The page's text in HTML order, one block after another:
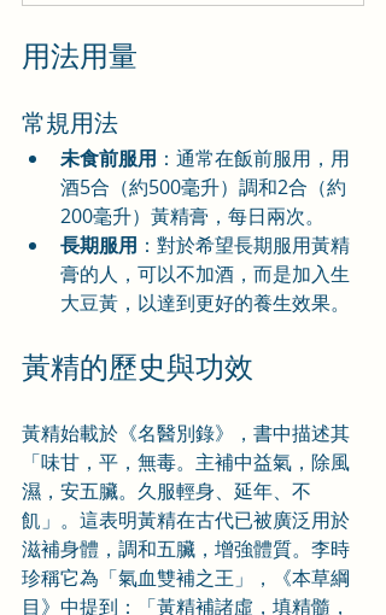
用法用量
常規用法
未食前服用 ：通常在飯前服用，用
酒5合（約500毫升）調和2合（約
200毫升）黃精膏，每日兩次。
長期服用 ：對於希望長期服用黃精
膏的人，可以不加酒，而是加入生
大豆黃，以達到更好的養生效果。
黃精的歷史與功效
黃精始載於《名醫別錄》，書中描述其
「味甘，平，無毒。主補中益氣，除風
濕，安五臟。久服輕身、延年、不
飢」。這表明黃精在古代已被廣泛用於
滋補身體，調和五臟，增強體質。李時
珍稱它為「氣血雙補之王」，《本草綱
目》中提到：「黃精補諸虛，填精髓，